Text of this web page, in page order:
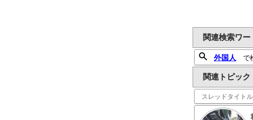
関連検索ワー
外国人 で
関連トピック
スレッドタイト